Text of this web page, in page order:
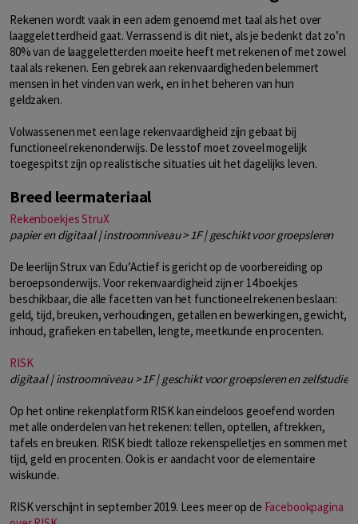
Rekenen wordt vaak in een adem genoemd met taal als het over
laaggeletterdheid gaat. Verrassend is dit niet, als je bedenkt dat zo’n
80% van de laaggeletterden moeite heeft met rekenen of met zowel
taal als rekenen. Een gebrek aan rekenvaardigheden belemmert
mensen in het vinden van werk, en in het beheren van hun
geldzaken.
Volwassenen met een lage rekenvaardigheid zijn gebaat bij
functioneel rekenonderwijs. De lesstof moet zoveel mogelijk
toegespitst zijn op realistische situaties uit het dagelijks leven.
Breed leermateriaal
Rekenboekjes StruX
papier en digitaal | instroomniveau > 1F | geschikt voor groepsleren
De leerlijn Strux van Edu’Actief is gericht op de voorbereiding op
beroepsonderwijs. Voor rekenvaardigheid zijn er 14 boekjes
beschikbaar, die alle facetten van het functioneel rekenen beslaan:
geld, tijd, breuken, verhoudingen, getallen en bewerkingen, gewicht,
inhoud, grafieken en tabellen, lengte, meetkunde en procenten.
RISK
digitaal | instroomniveau > 1F | geschikt voor groepsleren en zelfstudie
Op het online rekenplatform RISK kan eindeloos geoefend worden
met alle onderdelen van het rekenen: tellen, optellen, aftrekken,
tafels en breuken. RISK biedt talloze rekenspelletjes en sommen met
tijd, geld en procenten. Ook is er aandacht voor de elementaire
wiskunde.
RISK verschijnt in september 2019. Lees meer op de Facebookpagina